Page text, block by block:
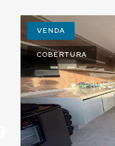
VENDA
COBERTURA